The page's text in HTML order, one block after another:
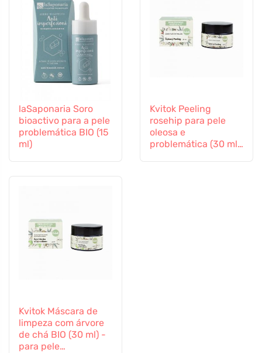
laSaponaria Soro
bioactivo para a pele
problemática BIO (15
ml)
Kvitok Peeling
rosehip para pele
oleosa e
problemática (30 ml)
Kvitok Máscara de
limpeza com árvore
de chá BIO (30 ml) -
para pele